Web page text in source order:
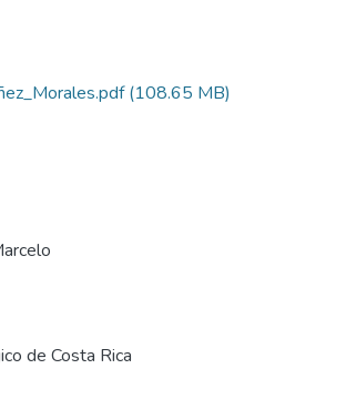
(108.65 MB)
de Costa Rica